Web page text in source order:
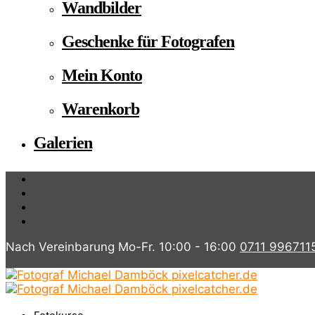
Wandbilder
Geschenke für Fotografen
Mein Konto
Warenkorb
Galerien
Nach Vereinbarung Mo-Fr. 10:00 - 16:00 0711